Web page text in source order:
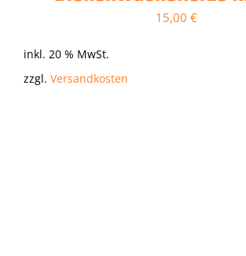
15,00 €
inkl. 20 % MwSt.
zzgl. Versandkosten